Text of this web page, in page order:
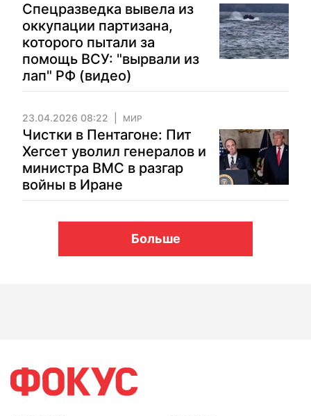
Спецразведка вывела из
оккупации партизана,
которого пытали за
помощь ВСУ: "вырвали из
лап" РФ (видео)
23.04.2026 08:22 МИР
Чистки в Пентагоне: Пит
Хегсет уволил генералов и
министра ВМС в разгар
войны в Иране
Больше